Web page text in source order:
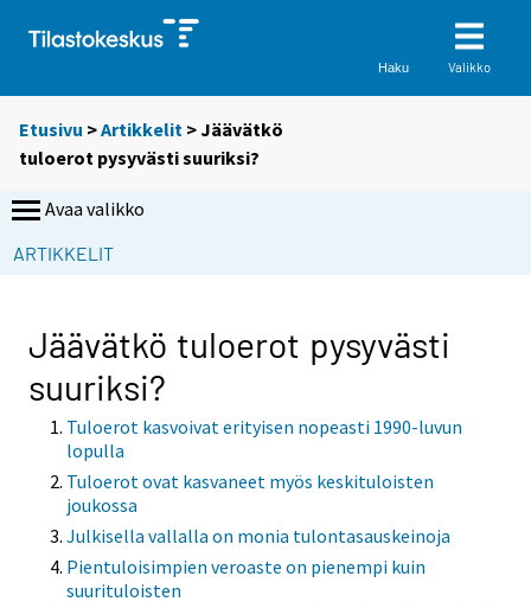
Haku Valikko
Etusivu >Artikkelit > Jäävätkö
tuloerot pysyvästi suuriksi?
Avaa valikko
ARTIKKELIT
Jäävätkö tuloerot pysyvästi
suuriksi?
Tuloerot kasvoivat erityisen nopeasti 1990-luvun
lopulla
Tuloerot ovat kasvaneet myös keskituloisten
joukossa
Julkisella vallalla on monia tulontasauskeinoja
Pientuloisimpien veroaste on pienempi kuin
suurituloisten